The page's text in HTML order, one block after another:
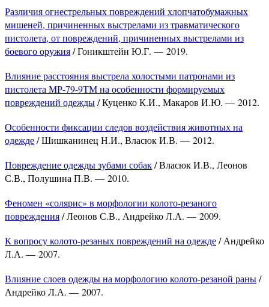
Различия огнестрельных повреждений хлопчатобумажных
мишеней, причиненных выстрелами из травматического
пистолета, от повреждений, причиненных выстрелами из
боевого оружия/ Гоникштейн Ю.Г. — 2019.
Влияние расстояния выстрела холостыми патронами из
пистолета МР-79-9ТМ на особенности формируемых
повреждений одежды/ Куценко К.И., Макаров И.Ю. — 2012.
Особенности фиксации следов воздействия животных на
одежде/ Шишканинец Н.И., Власюк И.В. — 2012.
Повреждение одежды зубами собак/ Власюк И.В., Леонов
С.В., Полушина П.В. — 2010.
Феномен «солярис» в морфологии колото-резаного
повреждения/ Леонов С.В., Андрейко Л.А. — 2009.
К вопросу колото-резаных повреждений на одежде/ Андрейко
Л.А. — 2007.
Влияние слоев одежды на морфологию колото-резаной раны/
Андрейко Л.А. — 2007.